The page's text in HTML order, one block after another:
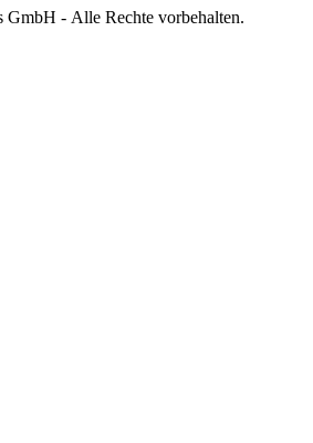
- Alle Rechte vorbehalten.